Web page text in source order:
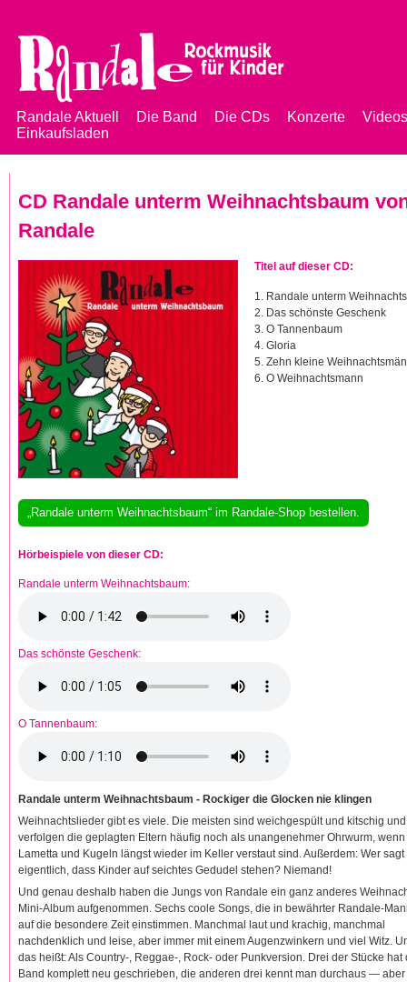
Hauptmenü
Randale Aktuell Die Band Die CDs Konzerte
Videos
Einkaufsladen
CD Randale unterm Weihnachtsbaum
Randale
Titel auf dieser CD:
1. Randale unterm
2. Das schönste Geschenk
3. O Tannenbaum
4. Gloria
5. Zehn kleine
6. O Weihnachtsmann
„Randale unterm Weihnachtsbaum“ im Randale-Shop bestellen.
Hörbeispiele von dieser CD:
Randale unterm Weihnachtsbaum:
Das schönste Geschenk:
O Tannenbaum:
Randale unterm Weihnachtsbaum - Rockiger die Glocken nie klingen
Weihnachtslieder gibt es viele. Die meisten sind weichgespült und kitschig und
verfolgen die geplagten Eltern häufig noch als unangenehmer Ohrwurm, wenn
Lametta und Kugeln längst wieder im Keller verstaut sind. Außerdem: Wer sagt
eigentlich, dass Kinder auf seichtes Gedudel stehen? Niemand!
Und genau deshalb haben die Jungs von Randale ein ganz anderes
Mini-Album aufgenommen. Sechs coole Songs, die in bewährter Randale-
auf die besondere Zeit einstimmen. Manchmal laut und krachig, manchmal
nachdenklich und leise, aber immer mit einem Augenzwinkern und viel Witz.
das heißt: Als Country-, Reggae-, Rock- oder Punkversion. Drei der Stücke hat
Band komplett neu geschrieben, die anderen drei kennt man durchaus — aber